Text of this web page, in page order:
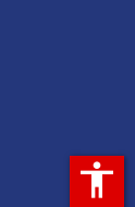
accessibility